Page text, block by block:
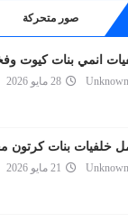
صور متحركة
انمي بنات كيوت
Unknown 28 مايو 2026
خلفيات بنات كرتون
Unknown 21 مايو 2026